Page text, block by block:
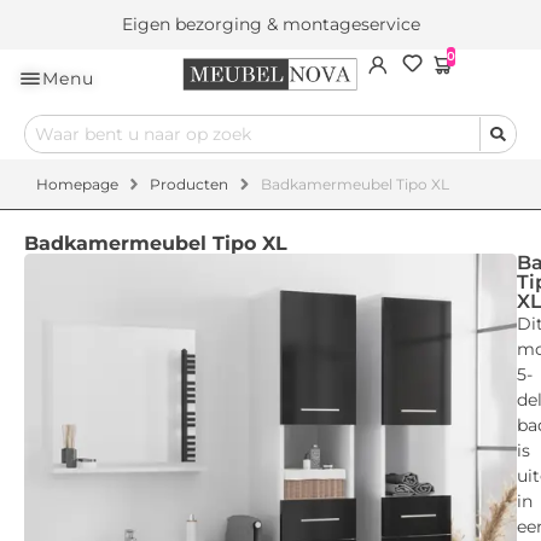
Eigen bezorging & montageservice
Menu
0
Homepage Producten Badkamermeubel Tipo XL
Badkamermeubel Tipo XL
XL
5-
is
in